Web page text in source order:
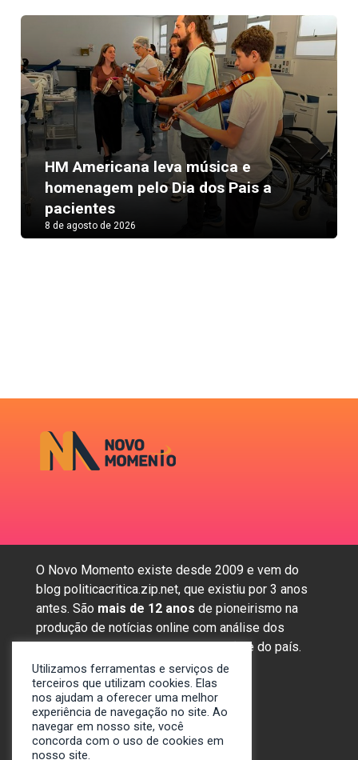
HM Americana leva música e
homenagem pelo Dia dos Pais a
pacientes
8 de agosto de 2026
Next
O Novo Momento existe desde 2009 e vem do
blog politicacritica.zip.net, que existiu por 3 anos
antes. São mais de 12 anos de pioneirismo na
produção de notícias online com análise dos
assuntos mais importantes da região e do país.
Sobre nós
Anunciar
Contato
Utilizamos ferramentas e serviços de
terceiros que utilizam cookies. Elas
nos ajudam a oferecer uma melhor
experiência de navegação no site. Ao
navegar em nosso site, você
concorda com o uso de cookies em
nosso site.